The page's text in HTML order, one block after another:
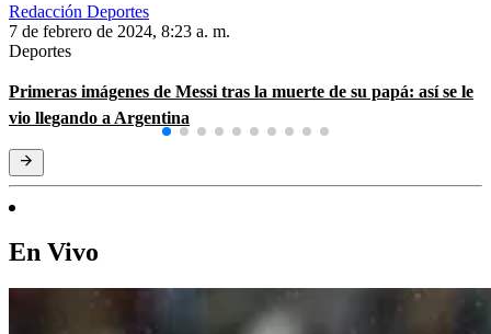
Redacción Deportes
7 de febrero de 2024, 8:23 a. m.
Deportes
Primeras imágenes de Messi tras la muerte de su papá: así se le
vio llegando a Argentina
En Vivo